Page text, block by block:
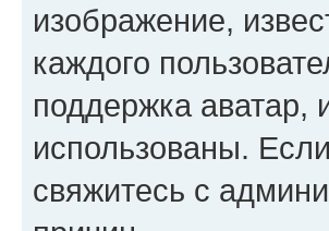
изображение,
каждого
поддержка аватар,
использованы.
свяжитесь с